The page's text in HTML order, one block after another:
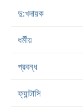
দু:খদায়ক
ধর্মীয়
প্রবন্ধ
ফ্যান্টাসি